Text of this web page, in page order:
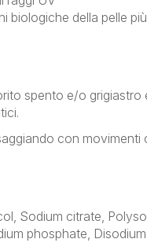
biologiche della pelle
spento e/o
con
Sodium citrate,
phosphate,